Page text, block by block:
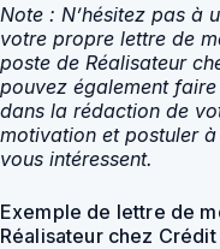
Note : N’hésitez pas à
votre propre lettre de
poste de Réalisateur
pouvez également
dans la rédaction de
motivation et postuler
vous intéressent.
Exemple de lettre de
Réalisateur chez